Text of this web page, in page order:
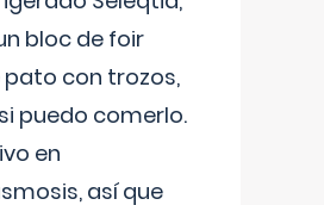
bloc de foir
pato con trozos,
puedo comerlo.
en
así que